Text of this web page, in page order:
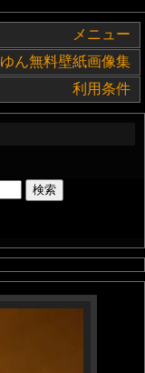
メニュー
ゆん無料壁紙画像集
利用条件